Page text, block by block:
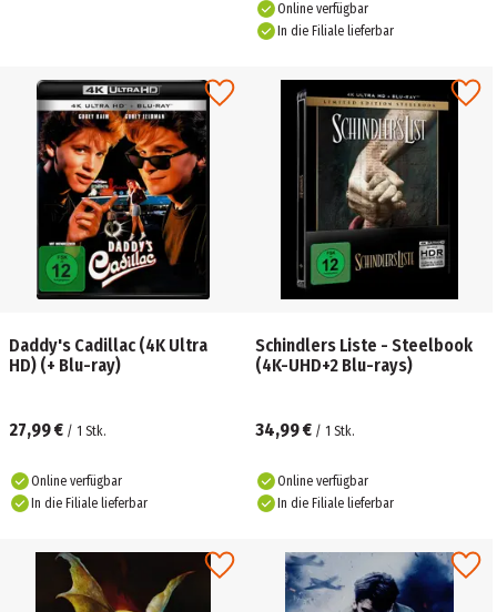
Online verfügbar
In die Filiale lieferbar
Daddy's Cadillac (4K Ultra
HD) (+ Blu-ray)
27,99 € / 1 Stk.
Online verfügbar
In die Filiale lieferbar
Schindlers Liste - Steelbook
(4K-UHD+2 Blu-rays)
34,99 € / 1 Stk.
Online verfügbar
In die Filiale lieferbar